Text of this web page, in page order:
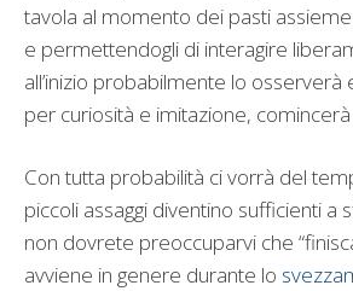
tavola al momento dei pasti
e permettendogli di interagire
all’inizio probabilmente lo osserverà
per curiosità e imitazione, comincerà
Con tutta probabilità ci vorrà del
piccoli assaggi diventino sufficienti a
non dovrete preoccuparvi che
avviene in genere durante lo